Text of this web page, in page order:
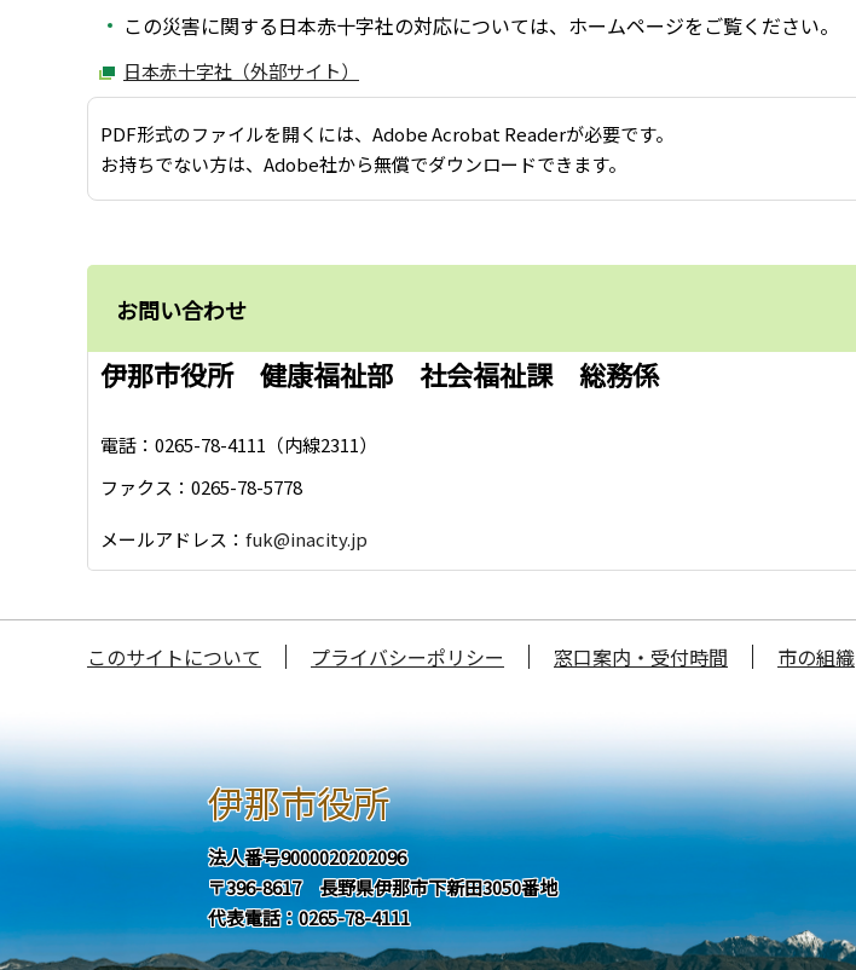
この災害に関する日本赤十字社の対応については、ホームページをご覧ください。
日本赤十字社（外部サイト）
PDF形式のファイルを開くには、Adobe Acrobat Readerが必要です。
お持ちでない方は、Adobe社から無償でダウンロードできます。
お問い合わせ
伊那市役所 健康福祉部 社会福祉課 総務係
電話：0265-78-4111（内線2311）
ファクス：0265-78-5778
メールアドレス： fuk@inacity.jp
このサイトについて プライバシーポリシー 窓口案内・受付時間 市の組織
伊那市役所
法人番号9000020202096
〒396-8617 長野県伊那市下新田3050番地
代表電話：0265-78-4111